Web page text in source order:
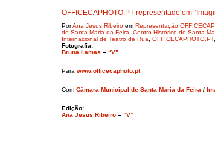
OFFICECAPHOTO.PT representado em
PorAna Jesus Ribeiro em Representação
de Santa Maria da Feira
Centro Histórico de Santa
Internacional de Teatro de Rua
OFFICECAPHOTO.PT,
Fotografia:
Bruna Lamas – “V”
Para www.officecaphoto.pt
Com Câmara Municipal de Santa Maria da Feira /
Edição:
Ana Jesus Ribeiro – “V”